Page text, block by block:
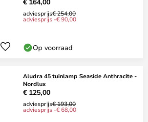
adviesprijs€ 254,00
adviesprijs -€ 90,00
Op voorraad
Aludra 45 tuinlamp Seaside Anthracite -
Nordlux
€ 125,00
adviesprijs€ 193,00
adviesprijs -€ 68,00